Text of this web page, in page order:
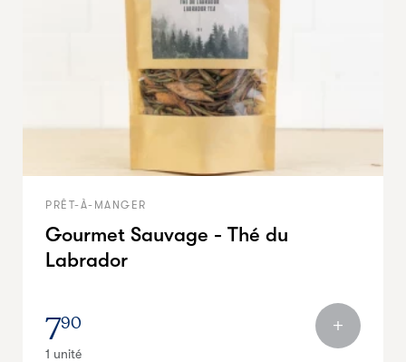
PRÊT-À-MANGER
Gourmet Sauvage - Thé du
Labrador
790
1 unité